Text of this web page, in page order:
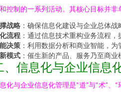
控制的一系列活动。其核心目标并非
战略 ：确保信息化建设与企业总体战
流程 ：通过信息技术重构业务流程，
决策 ：利用数据分析和商业智能，为
模式 ：催生新的产品、服务乃至商业
、信息化与企业信息
化与企业信息化管理是“道”与“术”、“